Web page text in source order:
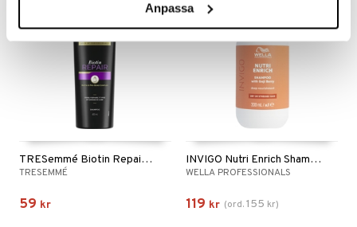
Anpassa
TRESemmé Biotin Repair Shampoo
TRESEMMÉ
59 kr
INVIGO Nutri Enrich Shampoo - Deep Nourishing
WELLA PROFESSIONALS
119 kr (ord.155 kr)